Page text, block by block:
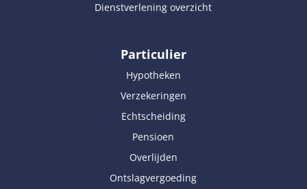
Dienstverlening overzicht
Particulier
Hypotheken
Verzekeringen
Echtscheiding
Pensioen
Overlijden
Ontslagvergoeding